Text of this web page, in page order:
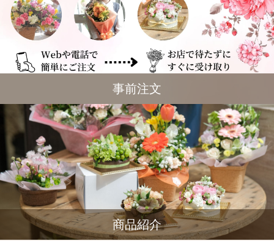
事前注文
商品紹介